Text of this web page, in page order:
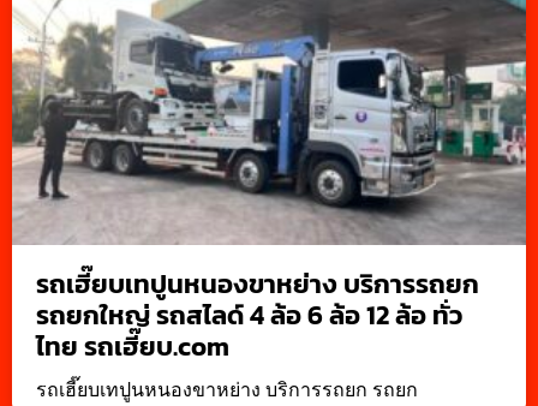
รถเฮี๊ยบเทปูนหนองขาหย่าง บริการรถยก
รถยกใหญ่ รถสไลด์ 4 ล้อ 6 ล้อ 12 ล้อ ทั่ว
ไทย รถเฮี๊ยบ.com
รถเฮี๊ยบเทปูนหนองขาหย่าง บริการรถยก รถยก